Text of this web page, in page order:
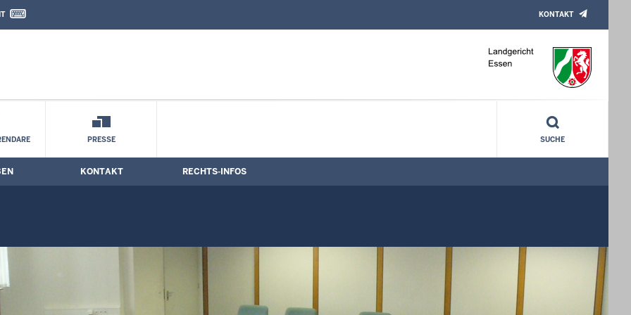
Kontaktformular
KONTAKT
PRESSE SUCHE
KONTAKT RECHTS-INFOS